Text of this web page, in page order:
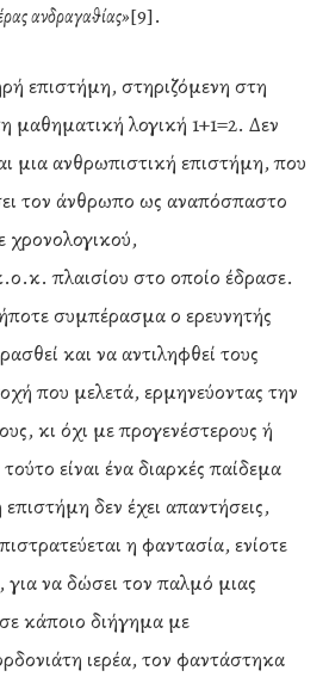
ανδραγαθίας»[9].
επιστήμη, στηριζόμενη στη
μαθηματική λογική 1+1=2. Δεν
μια ανθρωπιστική επιστήμη, που
τον άνθρωπο ως αναπόσπαστο
χρονολογικού,
πλαισίου στο οποίο έδρασε.
συμπέρασμα ο ερευνητής
και να αντιληφθεί τους
που μελετά, ερμηνεύοντας την
κι όχι με προγενέστερους ή
είναι ένα διαρκές παίδεμα
δεν έχει απαντήσεις,
η φαντασία, ενίοτε
για να δώσει τον παλμό μιας
κάποιο διήγημα με
ιερέα, τον φαντάστηκα